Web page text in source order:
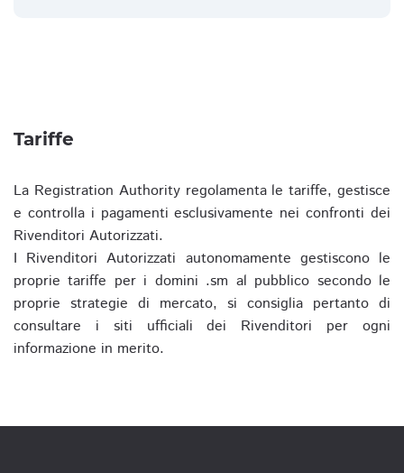
Tariffe
La Registration Authority regolamenta le tariffe, gestisce
e controlla i pagamenti esclusivamente nei confronti dei
Rivenditori Autorizzati.
I Rivenditori Autorizzati autonomamente gestiscono le
proprie tariffe per i domini .sm al pubblico secondo le
proprie strategie di mercato, si consiglia pertanto di
consultare i siti ufficiali dei Rivenditori per ogni
informazione in merito.